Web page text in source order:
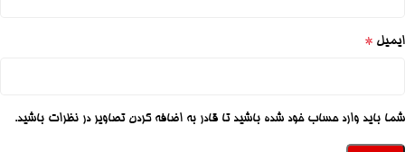
ایمیل *
شما باید وارد حساب خود شده باشید تا قادر به اضافه کردن تصاویر در نظرات باشید.